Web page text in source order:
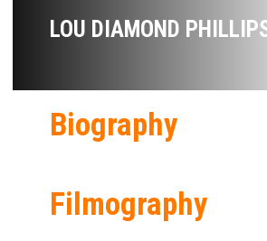
LOU DIAMOND
Biography
Filmography